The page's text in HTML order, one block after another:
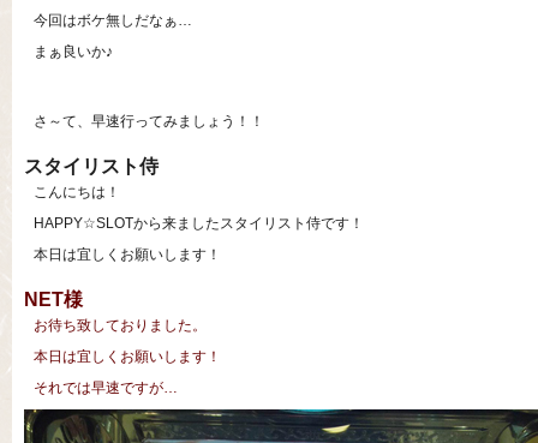
今回はボケ無しだなぁ…
まぁ良いか♪
さ～て、早速行ってみましょう！！
スタイリスト侍
こんにちは！
HAPPY☆SLOTから来ましたスタイリスト侍です！
本日は宜しくお願いします！
NET様
お待ち致しておりました。
本日は宜しくお願いします！
それでは早速ですが…